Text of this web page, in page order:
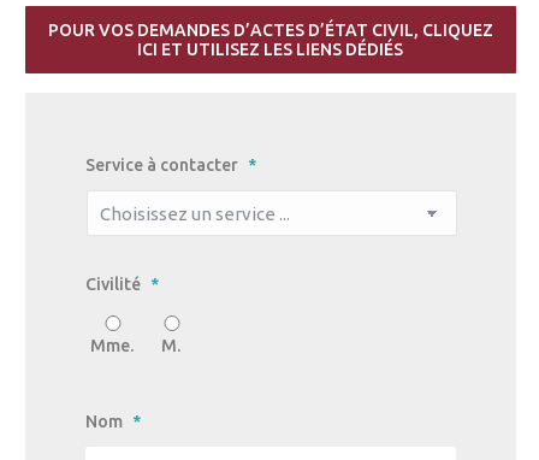
POUR VOS DEMANDES D’ACTES D’ÉTAT CIVIL, CLIQUEZ
ICI ET UTILISEZ LES LIENS DÉDIÉS
Service à contacter *
Civilité *
Mme. M.
Nom *